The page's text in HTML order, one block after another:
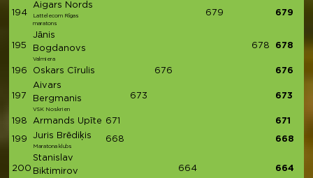
194
Aigars Nords
Lattelecom Rīgas
maratons
679 679
195
Jānis
Bogdanovs
Valmiera
678 678
196 Oskars Cīrulis 676 676
197
Aivars
Bergmanis
VSK Noskrien
673 673
198 Armands Upīte 671 671
199 Juris Brēdiķis
Maratona klubs
668 668
200
Stanislav
Biktimirov
664 664